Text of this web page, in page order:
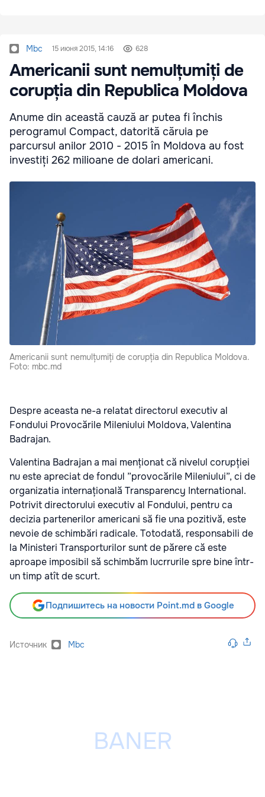
Mbc 15 июня 2015, 14:16 628
Americanii sunt nemulțumiți de
corupția din Republica Moldova
Anume din această cauză ar putea fi închis
perogramul Compact, datorită căruia pe
parcursul anilor 2010 - 2015 în Moldova au fost
investiți 262 milioane de dolari americani.
Americanii sunt nemulțumiți de corupția din Republica Moldova.
Foto: mbc.md
Despre aceasta ne-a relatat directorul executiv al
Fondului Provocările Mileniului Moldova, Valentina
Badrajan.
Valentina Badrajan a mai menționat că nivelul corupției
nu este apreciat de fondul ”provocările Mileniului”, ci de
organizatia internațională Transparency International.
Potrivit directorului executiv al Fondului, pentru ca
decizia partenerilor americani să fie una pozitivă, este
nevoie de schimbări radicale. Totodată, responsabili de
la Ministeri Transporturilor sunt de părere că este
aproape imposibil să schimbăm lucrrurile spre bine într-
un timp atît de scurt.
Подпишитесь на новости Point.md в Google
Источник Mbc